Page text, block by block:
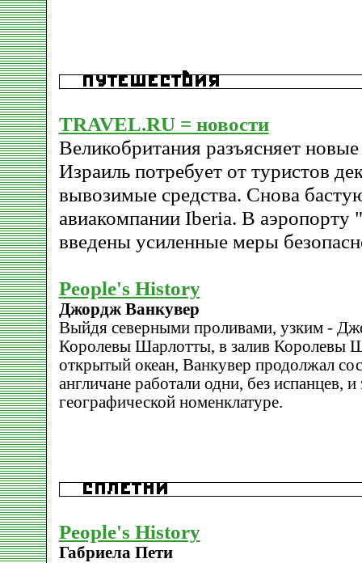
TRAVEL.RU = новости
Великобритания разъясняет
Израиль потребует от туристов
вывозимые средства. Снова
авиакомпании Iberia. В аэропорту
введены усиленные меры
People's History
Джордж Ванкувер
Выйдя северными проливами, узким -
Королевы Шарлотты, в залив Королевы
открытый океан, Ванкувер продолжал
англичане работали одни, без испанцев, и
географической номенклатуре.
People's History
Габриела Пети